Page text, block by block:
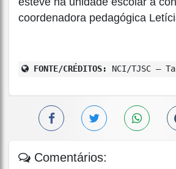
coordenadora pedagógica
FONTE/CRÉDITOS: NCI/TJSC –
Comentários: